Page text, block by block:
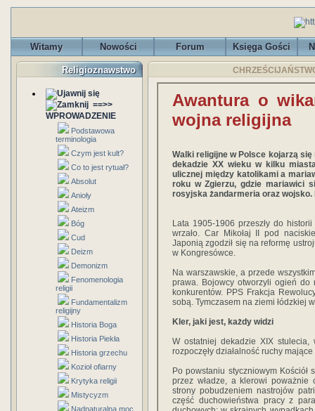
Witamy Nowości Forum Księga Gości
Religioznawstwo
==>>
WPROWADZENIE
Podstawowa
terminologia
Czym jest kult?
Co to jest rytuał?
Absolut
Anioły
Ateizm
Bóg
Cud
Deizm
Demonizm
Fenomenologia
religii
Fundamentalizm
religijny
Historia Boga
Historia Piekła
Historia grzechu
Kozioł ofiarny
Krytyka religii
Mistycyzm
Nadnaturalna moc
Awantura o
wojna religijna
Walki religijne w Polsce kojarzą się
dekadzie XX wieku w kilku
ulicznej między katolikami a
roku w Zgierzu, gdzie mariawici
rosyjska żandarmeria oraz wojsko.
Lata 1905-1906 przeszły do
wrzało. Car Mikołaj II pod
Japonią zgodził się na reformę
w Kongresówce.
Na warszawskie, a przede
prawa. Bojowcy otworzyli ogień do
konkurentów. PPS Frakcja
sobą. Tymczasem na ziemi łódzkiej
Kler, jaki jest, każdy widzi
W ostatniej dekadzie XIX stulecia,
rozpoczęły działalność ruchy
Po powstaniu styczniowym Kościół
przez władze, a klerowi poważnie
strony pobudzeniem nastrojów
część duchowieństwa pracy z